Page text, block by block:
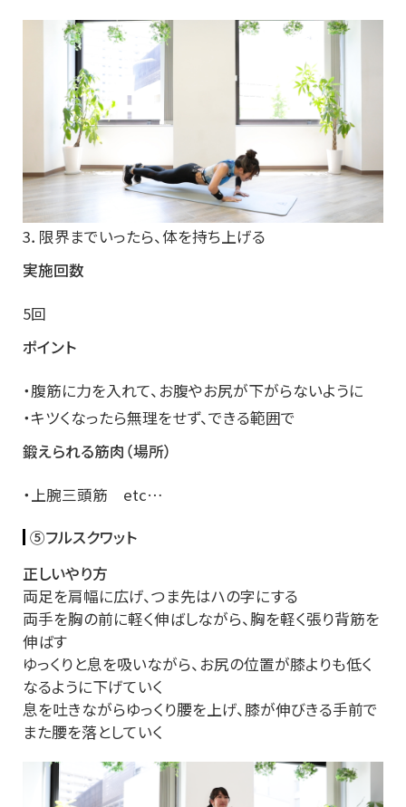
3．限界までいったら、体を持ち上げる
実施回数
5回
ポイント
・腹筋に力を入れて、お腹やお尻が下がらないように
・キツくなったら無理をせず、できる範囲で
鍛えられる筋肉（場所）
・上腕三頭筋 etc…
⑤フルスクワット
正しいやり方
両足を肩幅に広げ、つま先はハの字にする
両手を胸の前に軽く伸ばしながら、胸を軽く張り背筋を
伸ばす
ゆっくりと息を吸いながら、お尻の位置が膝よりも低く
なるように下げていく
息を吐きながらゆっくり腰を上げ、膝が伸びきる手前で
また腰を落としていく